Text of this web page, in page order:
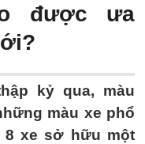
được ưa
kỷ qua, màu
màu xe phổ
8 xe sở hữu một